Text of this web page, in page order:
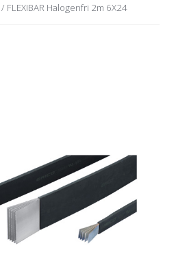
/ FLEXIBAR Halogenfri 2m 6X24